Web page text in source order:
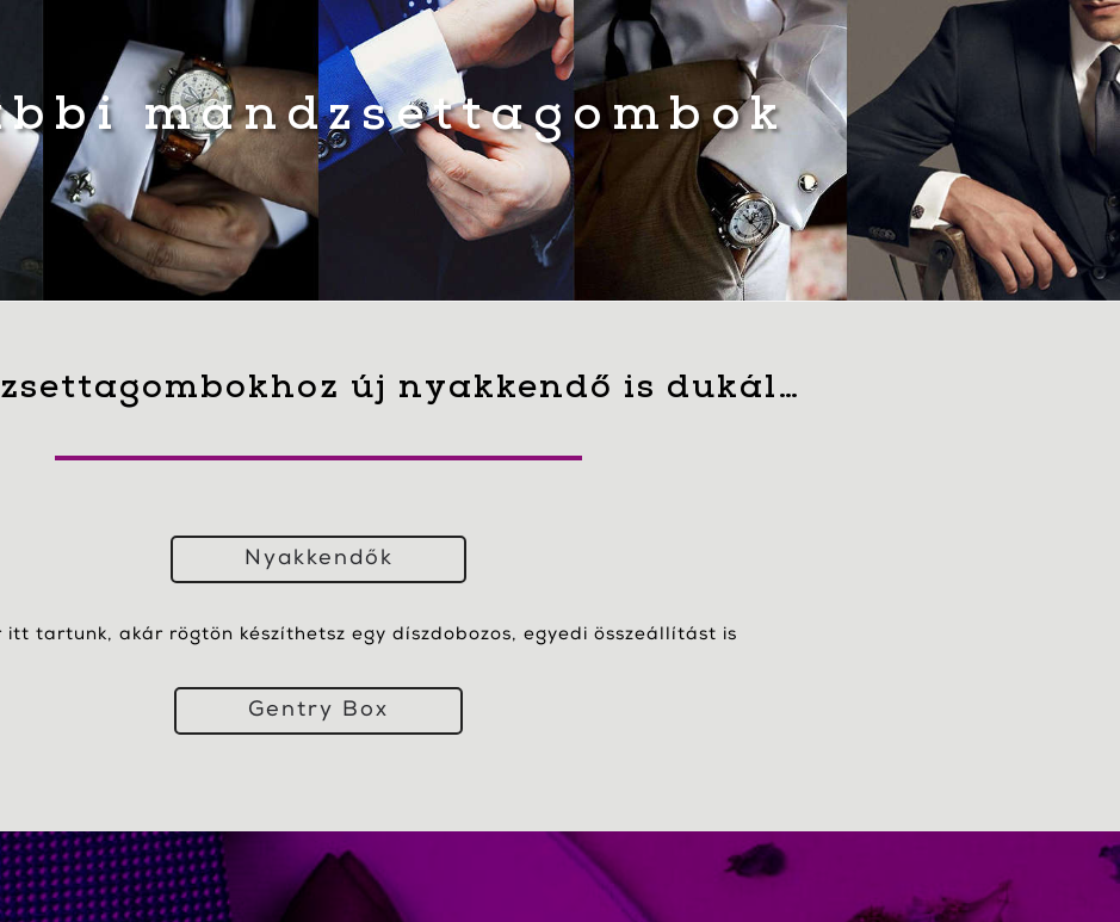
mandzsettagombok
új nyakkendő is dukál…
Nyakkendők
itt tartunk, akár rögtön készíthetsz egy díszdobozos, egyedi összeállítást is
Gentry Box